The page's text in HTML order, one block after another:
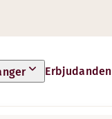
Erbjudanden